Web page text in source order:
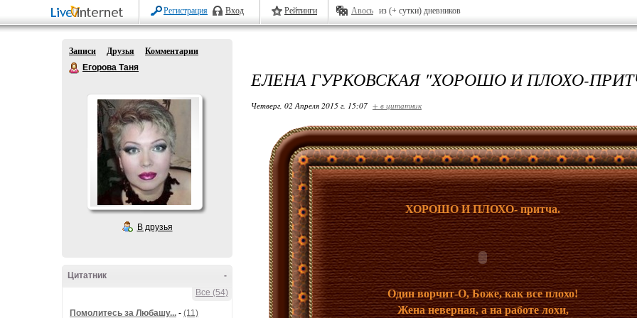
Регистрация Вход Рейтинги Авось из (+ сутки) дневников
Записи Друзья
Комментарии
Егорова Таня
В друзья
-
Цитатник
Все (54)
Помолитесь за Любашу... - (11)
ЕЛЕНА ГУРКОВСКАЯ "ХОРОШО И ПЛОХО-
Четверг, 02 Апреля 2015 г. 15:07 + в цитатник
ХОРОШО И ПЛОХО- притча.
Один ворчит-О, Боже, как все плохо!
Жена неверная, а на работе лохи,